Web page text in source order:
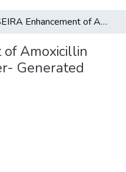
SEIRA Enhancement of Amoxicillin Detection Using Laser- Generated Gold Nanoparticles
of Amoxicillin
Generated